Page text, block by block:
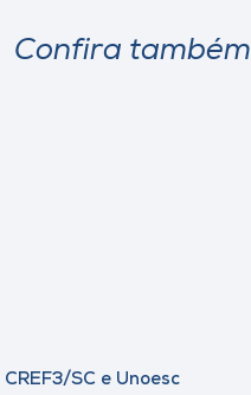
Confira também
CREF3/SC e Unoesc